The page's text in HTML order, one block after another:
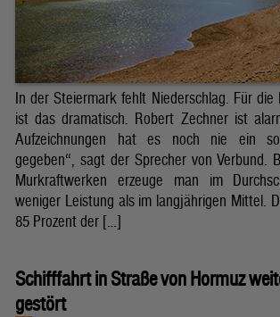
In der Steiermark fehlt Niederschlag. Für die
ist das dramatisch. Robert Zechner ist
Aufzeichnungen hat es noch nie ein
gegeben“, sagt der Sprecher von Verbund.
Murkraftwerken erzeuge man im
weniger Leistung als im langjährigen Mittel.
85 Prozent der […]
Schifffahrt in Straße von Hormuz
gestört